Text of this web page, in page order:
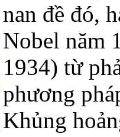
nan đề đó,
Nobel năm
1934) từ
phương
Khủng